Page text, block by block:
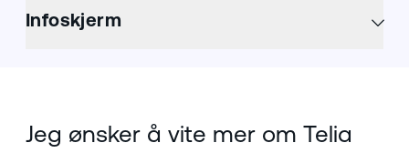
Infoskjerm
Jeg ønsker å vite mer om Telia